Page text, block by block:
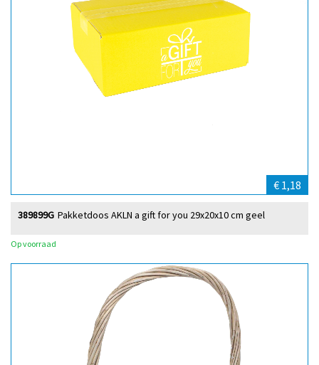
€ 1,18
Pakketdoos AKLN a gift for you 29x20x10 cm geel
389899G
Op voorraad